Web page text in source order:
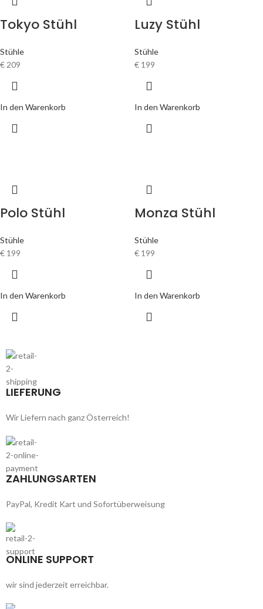
Tokyo Stühl
Stühle
€209
In den Warenkorb
Luzy Stühl
Stühle
€ 199
In den Warenkorb
Polo Stühl
Stühle
€ 199
In den Warenkorb
Monza Stühl
Stühle
€ 199
In den Warenkorb
LIEFERUNG
Wir Liefern nach ganz Österreich!
ZAHLUNGSARTEN
PayPal, Kredit Kart und Sofortüberweisung
ONLINE SUPPORT
wir sind jederzeit erreichbar.